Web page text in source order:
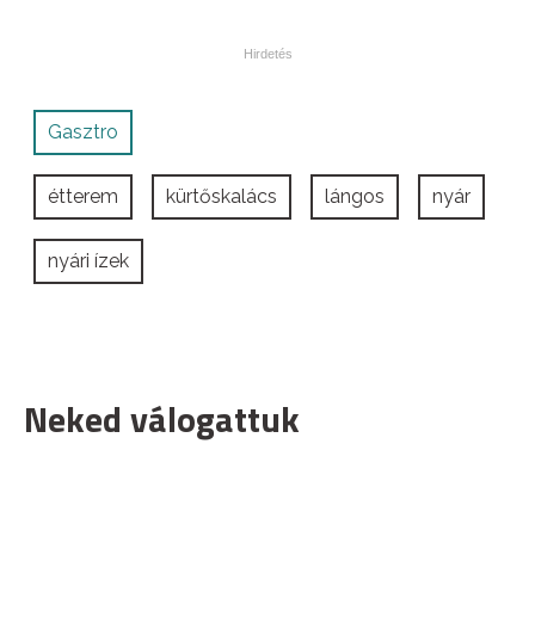
Gasztro
étterem kürtőskalács lángos nyár
nyári ízek
Neked válogattuk